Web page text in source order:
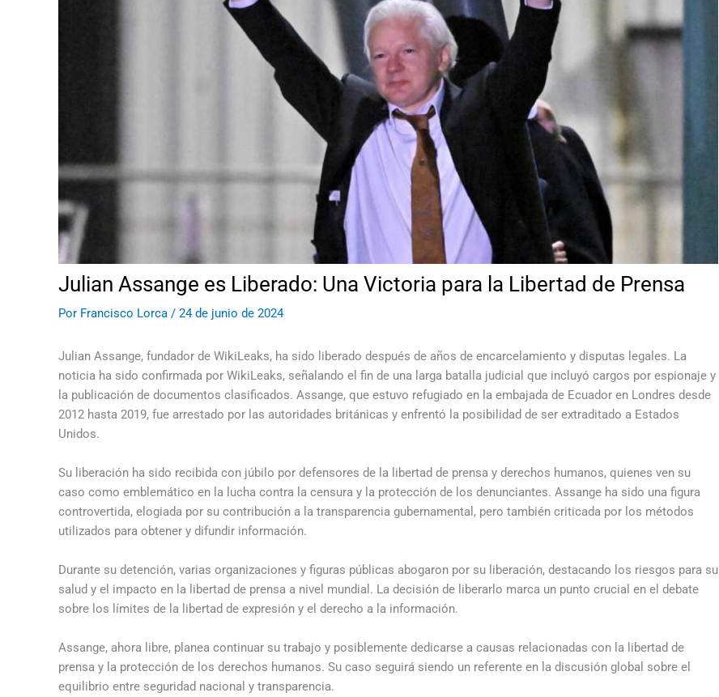
Julian Assange es Liberado: Una Victoria para la Libertad de Prensa
Por Francisco Lorca / 24 de junio de 2024
Julian Assange, fundador de WikiLeaks, ha sido liberado después de años de encarcelamiento y disputas legales. La
noticia ha sido confirmada por WikiLeaks, señalando el fin de una larga batalla judicial que incluyó cargos por espionaje y
la publicación de documentos clasificados. Assange, que estuvo refugiado en la embajada de Ecuador en Londres desde
2012 hasta 2019, fue arrestado por las autoridades británicas y enfrentó la posibilidad de ser extraditado a Estados
Unidos.
Su liberación ha sido recibida con júbilo por defensores de la libertad de prensa y derechos humanos, quienes ven su
caso como emblemático en la lucha contra la censura y la protección de los denunciantes. Assange ha sido una figura
controvertida, elogiada por su contribución a la transparencia gubernamental, pero también criticada por los métodos
utilizados para obtener y difundir información.
Durante su detención, varias organizaciones y figuras públicas abogaron por su liberación, destacando los riesgos para su
salud y el impacto en la libertad de prensa a nivel mundial. La decisión de liberarlo marca un punto crucial en el debate
sobre los límites de la libertad de expresión y el derecho a la información.
Assange, ahora libre, planea continuar su trabajo y posiblemente dedicarse a causas relacionadas con la libertad de
prensa y la protección de los derechos humanos. Su caso seguirá siendo un referente en la discusión global sobre el
equilibrio entre seguridad nacional y transparencia.